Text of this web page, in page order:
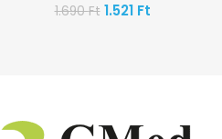
1.690Ft 1.521 Ft